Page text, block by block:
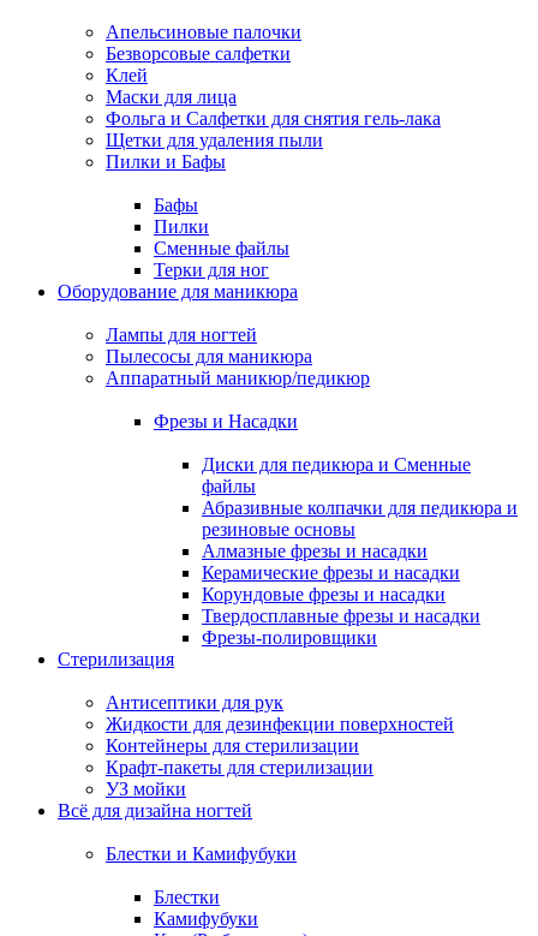
Апельсиновые палочки
Безворсовые салфетки
Клей
Маски для лица
Фольга и Салфетки для снятия гель-лака
Щетки для удаления пыли
Пилки и Бафы
Бафы
Пилки
Сменные файлы
Терки для ног
Оборудование для маникюра
Лампы для ногтей
Пылесосы для маникюра
Аппаратный маникюр/педикюр
Фрезы и Насадки
Диски для педикюра и Сменные
файлы
Абразивные колпачки для педикюра и
резиновые основы
Алмазные фрезы и насадки
Керамические фрезы и насадки
Корундовые фрезы и насадки
Твердосплавные фрезы и насадки
Фрезы-полировщики
Стерилизация
Антисептики для рук
Жидкости для дезинфекции поверхностей
Контейнеры для стерилизации
Крафт-пакеты для стерилизации
УЗ мойки
Всё для дизайна ногтей
Блестки и Камифубуки
Блестки
Камифубуки